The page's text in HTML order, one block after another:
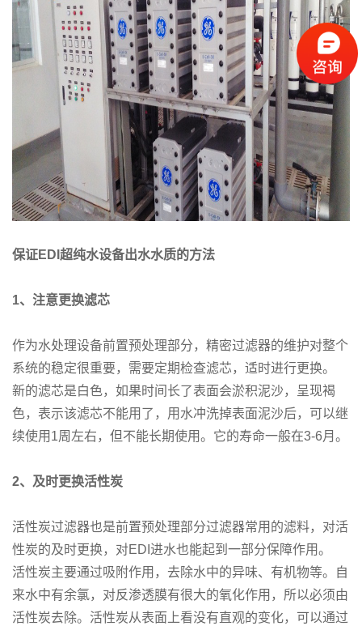
保证EDI超纯水设备出水水质的方法
1、注意更换滤芯
作为水处理设备前置预处理部分，精密过滤器的维护对整个
系统的稳定很重要，需要定期检查滤芯，适时进行更换。
新的滤芯是白色，如果时间长了表面会淤积泥沙，呈现褐
色，表示该滤芯不能用了，用水冲洗掉表面泥沙后，可以继
续使用1周左右，但不能长期使用。它的寿命一般在3-6月。
2、及时更换活性炭
活性炭过滤器也是前置预处理部分过滤器常用的滤料，对活
性炭的及时更换，对EDI进水也能起到一部分保障作用。
活性炭主要通过吸附作用，去除水中的异味、有机物等。自
来水中有余氯，对反渗透膜有很大的氧化作用，所以必须由
活性炭去除。活性炭从表面上看没有直观的变化，可以通过